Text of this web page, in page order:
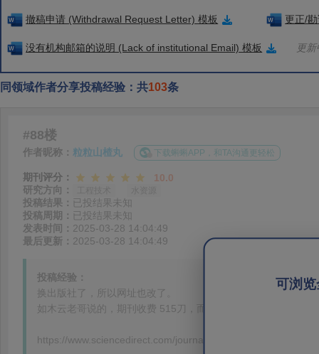
撤稿申请 (Withdrawal Request Letter) 模板 更正/
没有机构邮箱的说明 (Lack of institutional Email) 模板 更
同领域作者分享投稿经验：共103条
可浏
#88楼
作者昵称： 粒粒山楂丸 下载蝌蝌APP，和TA沟通更轻松
期刊评分：
10.0
研究方向：
投稿结果： 已投结果未知
投稿周期： 已投结果未知
发表时间： 2025-03-28 14:04:49
最后更新： 2025-03-28 14:04:49
投稿经验：
换出版社了，所以网址也改了。
如木云老哥说的，期刊收费 515刀，而且这是25年的折扣价。
https://www.sciencedirect.com/journal/desalination-and-water-